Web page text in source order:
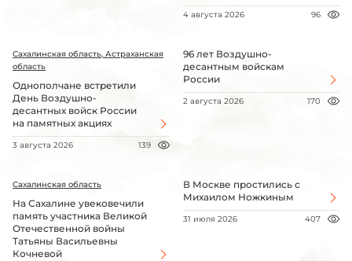
4 августа 2026 96
Сахалинская область, Астраханская
область
Однополчане встретили
День Воздушно-
десантных войск России
на памятных акциях
3 августа 2026 139
96 лет Воздушно-
десантным войскам
России
2 августа 2026 170
Сахалинская область
На Сахалине увековечили
память участника Великой
Отечественной войны
Татьяны Васильевны
Кочневой
В Москве простились с
Михаилом Ножкиным
31 июля 2026 407